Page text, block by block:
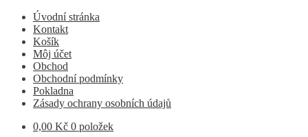
Úvodní stránka
Kontakt
Košík
Môj účet
Obchod
Obchodní podmínky
Pokladna
Zásady ochrany osobních údajů
0,00 Kč 0 položek